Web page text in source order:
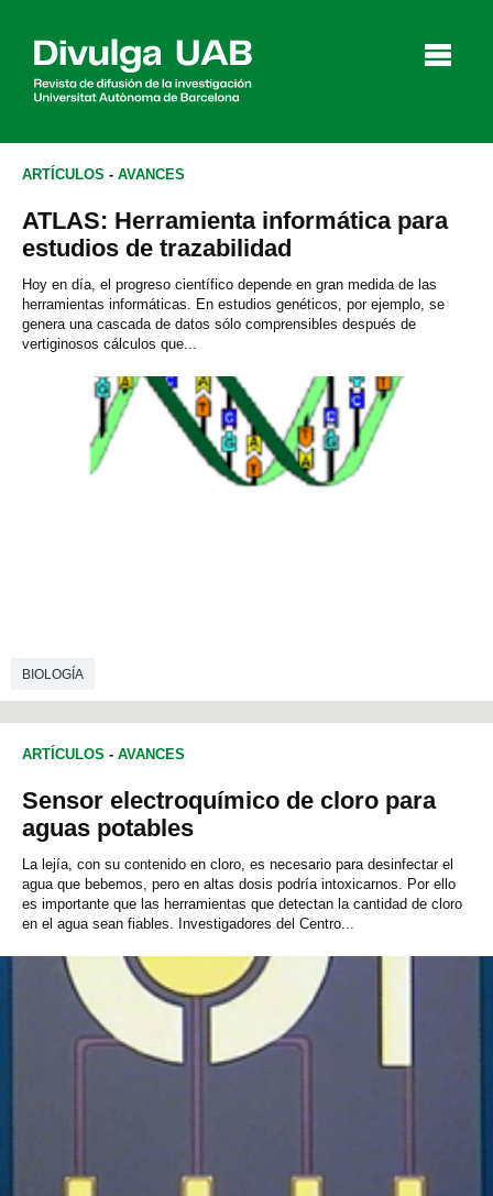
Agenda
English Català
BUSCAR
ARTÍCULOS - AVANCES
ATLAS: Herramienta informática para
estudios de trazabilidad
Hoy en día, el progreso científico depende en gran medida de las
herramientas informáticas. En estudios genéticos, por ejemplo, se
genera una cascada de datos sólo comprensibles después de
vertiginosos cálculos que...
BIOLOGÍA
ARTÍCULOS - AVANCES
Sensor electroquímico de cloro para
aguas potables
La lejía, con su contenido en cloro, es necesario para desinfectar el
agua que bebemos, pero en altas dosis podría intoxicarnos. Por ello
es importante que las herramientas que detectan la cantidad de cloro
en el agua sean fiables. Investigadores del Centro...